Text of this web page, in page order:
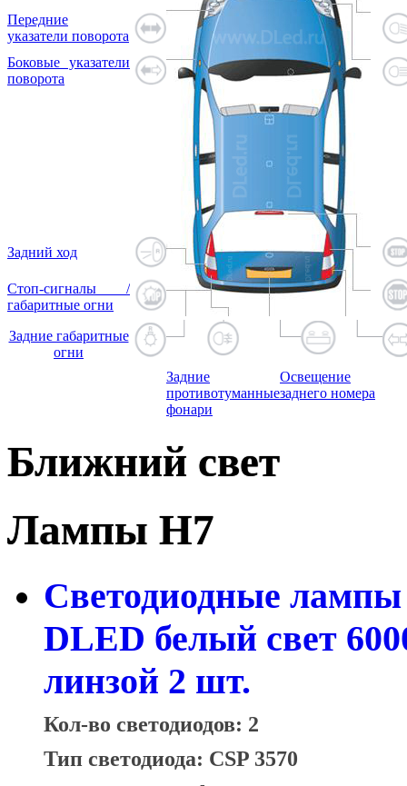
Передние
указатели поворота
Боковые указатели
поворота
Задний ход
Стоп-сигналы /
габаритные огни
Задние габаритные
огни
Задние
противотуманные
фонари
Освещение
заднего номера
Ближний свет
Лампы H7
Светодиодные лампы
DLED белый свет
линзой 2 шт.
Кол-во светодиодов: 2
Тип светодиода: CSP 3570